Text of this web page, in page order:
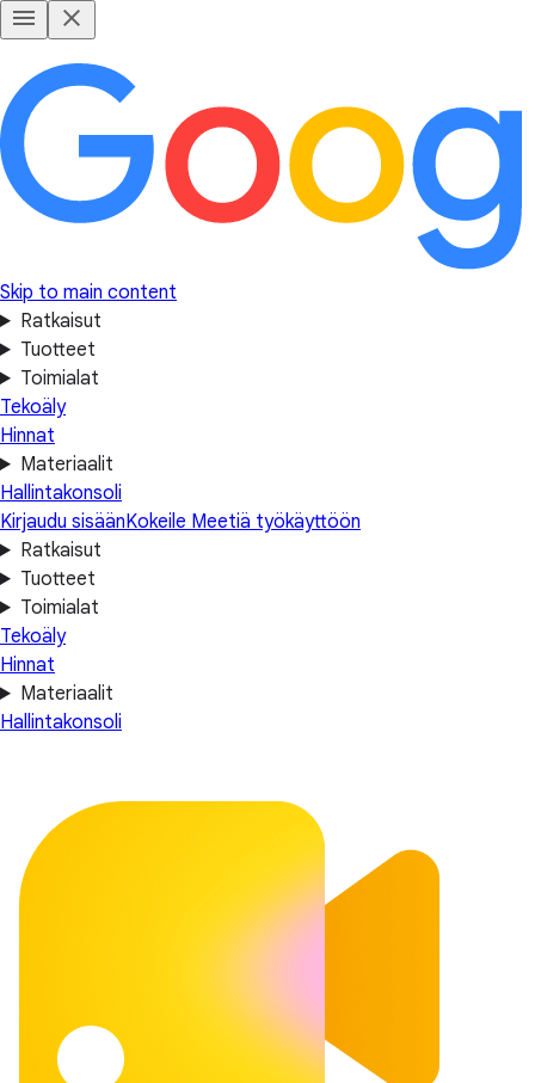
Skip to main content
Ratkaisut
Tuotteet
Toimialat
Tekoäly
Hinnat
Materiaalit
Hallintakonsoli
Kirjaudu sisäänKokeile Meetiä työkäyttöön
Ratkaisut
Tuotteet
Toimialat
Tekoäly
Hinnat
Materiaalit
Hallintakonsoli